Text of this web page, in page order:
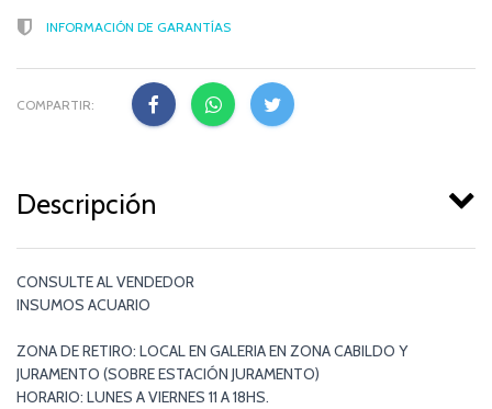
INFORMACIÓN DE GARANTÍAS
COMPARTIR:
Descripción
CONSULTE AL VENDEDOR
INSUMOS ACUARIO
ZONA DE RETIRO: LOCAL EN GALERIA EN ZONA CABILDO Y
JURAMENTO (SOBRE ESTACIÓN JURAMENTO)
HORARIO: LUNES A VIERNES 11 A 18HS.